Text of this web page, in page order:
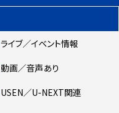
ライブ／イベント情報
動画／音声あり
USEN／U-NEXT関連